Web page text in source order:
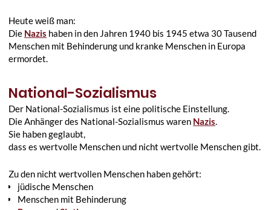
Heute weiß man:
Die Nazis haben in den Jahren 1940 bis 1945 etwa 30 Tausend
Menschen mit Behinderung und kranke Menschen in Europa
ermordet.
National-Sozialismus
Der National-Sozialismus ist eine politische Einstellung.
Die Anhänger des National-Sozialismus waren Nazis.
Sie haben geglaubt,
dass es wertvolle Menschen und nicht wertvolle Menschen gibt.
Zu den nicht wertvollen Menschen haben gehört:
jüdische Menschen
Menschen mit Behinderung